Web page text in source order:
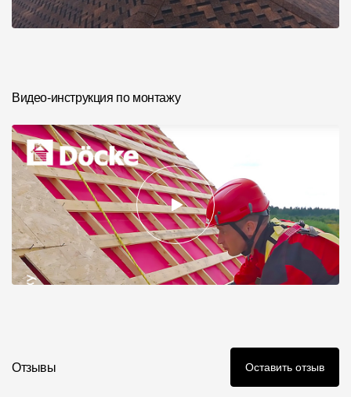
Видео-инструкция по монтажу
Отзывы Оставить отзыв